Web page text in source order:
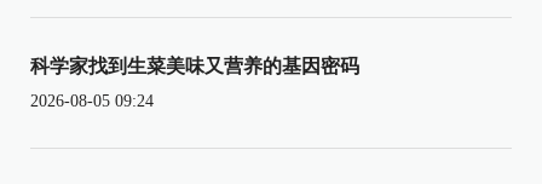
科学家找到生菜美味又营养的基因密码
2026-08-05 09:24